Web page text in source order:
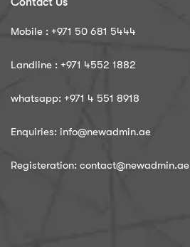
Mobile : ‪+971 50 681 5444
Landline : ‪+971 4552 1882
whatsapp: ‪+971 4 551 8918
Enquiries: info@newadmin.ae
Registeration: contact@newadmin.ae